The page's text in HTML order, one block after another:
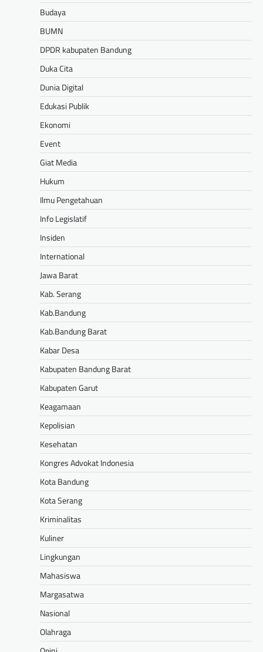
Budaya
BUMN
DPDR kabupaten Bandung
Duka Cita
Dunia Digital
Edukasi Publik
Ekonomi
Event
Giat Media
Hukum
Ilmu Pengetahuan
Info Legislatif
Insiden
International
Jawa Barat
Kab. Serang
Kab.Bandung
Kab.Bandung Barat
Kabar Desa
Kabupaten Bandung Barat
Kabupaten Garut
Keagamaan
Kepolisian
Kesehatan
Kongres Advokat Indonesia
Kota Bandung
Kota Serang
Kriminalitas
Kuliner
Lingkungan
Mahasiswa
Margasatwa
Nasional
Olahraga